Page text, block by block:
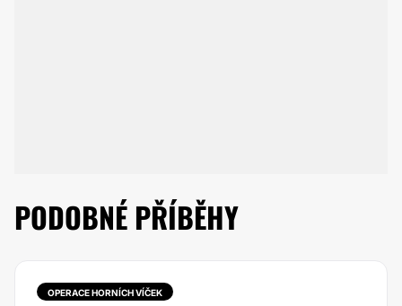
PODOBNÉ PŘÍBĚHY
OPERACE HORNÍCH VÍČEK